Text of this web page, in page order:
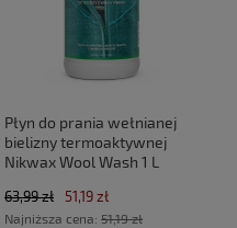
Płyn do prania wełnianej
bielizny termoaktywnej
Nikwax Wool Wash 1 L
63,99 zł 51,19 zł
Najniższa cena: 51,19 zł